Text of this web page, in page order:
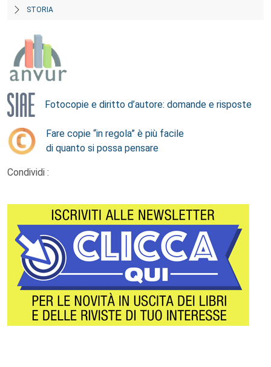
STORIA
Fotocopie e diritto d’autore: domande e risposte
Fare copie “in regola” è più facile
di quanto si possa pensare
Condividi :